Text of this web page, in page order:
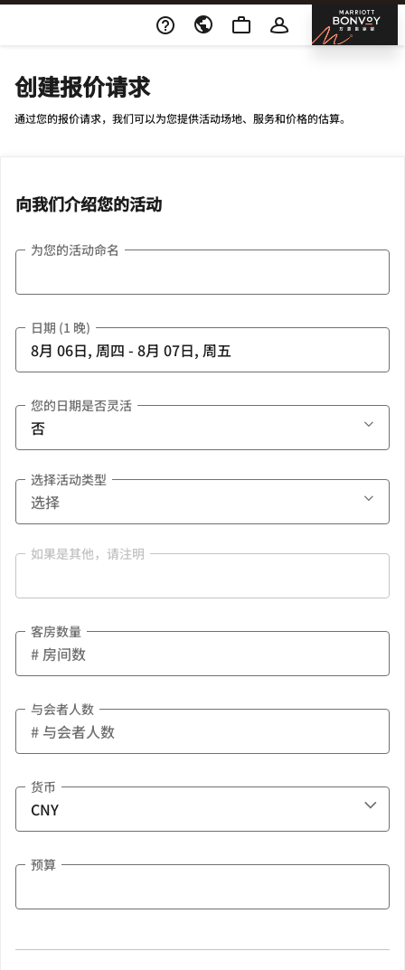
Skip To Content 邦
创建报价请求
通过您的报价请求，我们可以为您提供活动场地、服务和价格的估算。
向我们介绍您的活动
为您的活动命名
日期 (1 晚)
您的日期是否灵活
选择活动类型
如果是其他，请注明
客房数量
与会者人数
货币
预算